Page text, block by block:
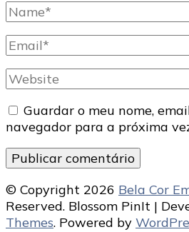
Full
Name
Email
Website
Guardar o meu nome,
navegador para a próxima
© Copyright 2026 Bela Cor
Reserved. Blossom PinIt |
Themes. Powered by